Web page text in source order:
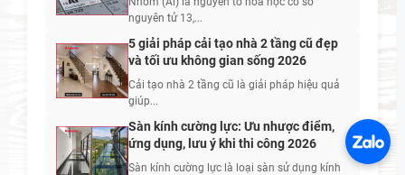
nguyên tử 13,...
5 giải pháp cải tạo nhà 2 tầng cũ đẹp
và tối ưu không gian sống 2026
Cải tạo nhà 2 tầng cũ là giải pháp hiệu quả
giúp...
Sàn kính cường lực: Ưu nhược điểm,
ứng dụng, lưu ý khi thi công 2026
Sàn kính cường lực là loại sàn sử dụng kính